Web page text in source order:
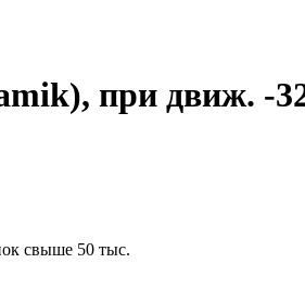
при движ. -
свыше 50 тыс.